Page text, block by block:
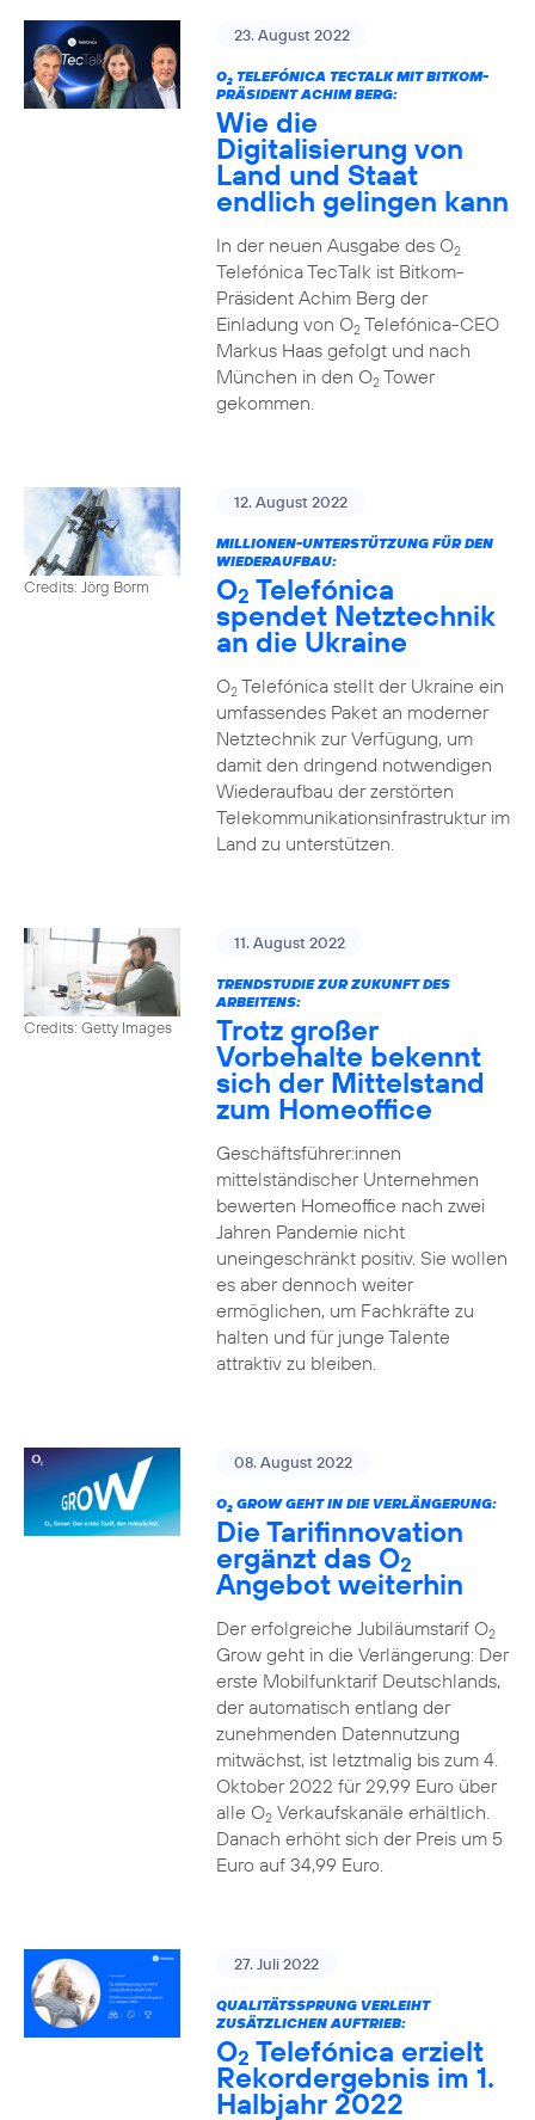
23. August 2022
O2TELEFÓNICA TECTALK MIT BITKOM-
PRÄSIDENT ACHIM BERG:
Wie die
Digitalisierung von
Land und Staat
endlich gelingen kann
In der neuen Ausgabe des O2
Telefónica TecTalk ist Bitkom-
Präsident Achim Berg der
Einladung von O2Telefónica-CEO
Markus Haas gefolgt und nach
München in den O2Tower
gekommen.
Credits: Jörg Borm
12. August 2022
MILLIONEN-UNTERSTÜTZUNG FÜR DEN
WIEDERAUFBAU:
O2 Telefónica
spendet Netztechnik
an die Ukraine
O2Telefónica stellt der Ukraine ein
umfassendes Paket an moderner
Netztechnik zur Verfügung, um
damit den dringend notwendigen
Wiederaufbau der zerstörten
Telekommunikationsinfrastruktur im
Land zu unterstützen.
Credits: Getty Images
11. August 2022
TRENDSTUDIE ZUR ZUKUNFT DES
ARBEITENS:
Trotz großer
Vorbehalte bekennt
sich der Mittelstand
zum Homeoffice
Geschäftsführer:innen
mittelständischer Unternehmen
bewerten Homeoffice nach zwei
Jahren Pandemie nicht
uneingeschränkt positiv. Sie wollen
es aber dennoch weiter
ermöglichen, um Fachkräfte zu
halten und für junge Talente
attraktiv zu bleiben.
08. August 2022
O2GROW GEHT IN DIE VERLÄNGERUNG:
Die Tarifinnovation
ergänzt das O2
Angebot weiterhin
Der erfolgreiche Jubiläumstarif O2
Grow geht in die Verlängerung: Der
erste Mobilfunktarif Deutschlands,
der automatisch entlang der
zunehmenden Datennutzung
mitwächst, ist letztmalig bis zum 4.
Oktober 2022 für 29,99 Euro über
alle O2Verkaufskanäle erhältlich.
Danach erhöht sich der Preis um 5
Euro auf 34,99 Euro.
27. Juli 2022
QUALITÄTSSPRUNG VERLEIHT
ZUSÄTZLICHEN AUFTRIEB:
O2 Telefónica erzielt
Rekordergebnis im 1.
Halbjahr 2022